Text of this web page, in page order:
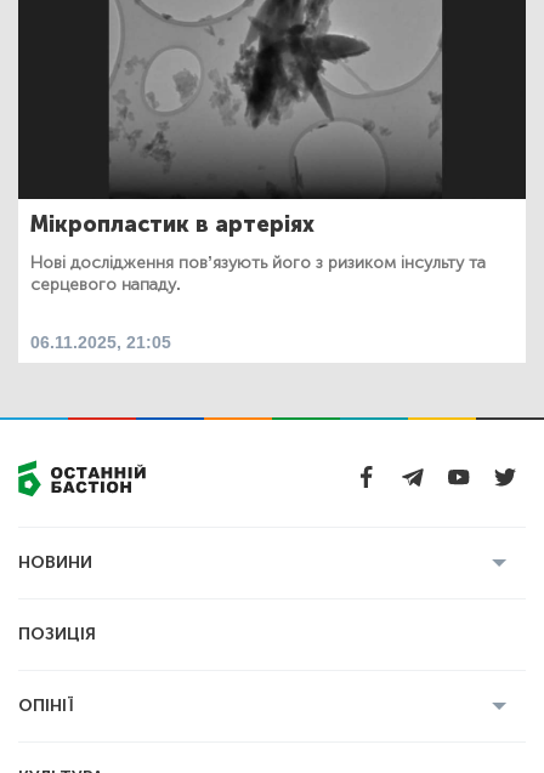
Мікропластик в артеріях
Нові дослідження пов’язують його з ризиком інсульту та
серцевого нападу.
06.11.2025, 21:05
НОВИНИ
Економіка
ПОЗИЦІЯ
ОПІНІЇ